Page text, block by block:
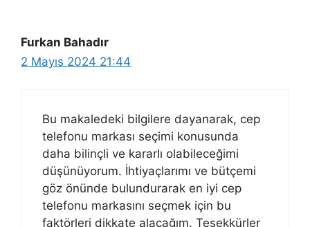
Furkan Bahadır
2 Mayıs 2024 21:44
Bu makaledeki bilgilere dayanarak, cep
telefonu markası seçimi konusunda
daha bilinçli ve kararlı olabileceğimi
düşünüyorum. İhtiyaçlarımı ve bütçemi
göz önünde bulundurarak en iyi cep
telefonu markasını seçmek için bu
faktörleri dikkate alacağım. Teşekkürler